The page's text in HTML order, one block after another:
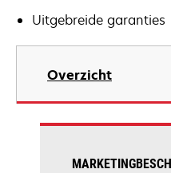
Uitgebreide garanties
Overzicht